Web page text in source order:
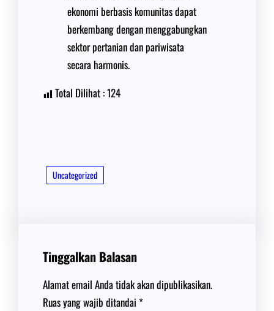
ekonomi berbasis komunitas dapat
berkembang dengan menggabungkan
sektor pertanian dan pariwisata
secara harmonis.
Total Dilihat :124
Uncategorized
Tinggalkan Balasan
Alamat email Anda tidak akan dipublikasikan.
Ruas yang wajib ditandai *